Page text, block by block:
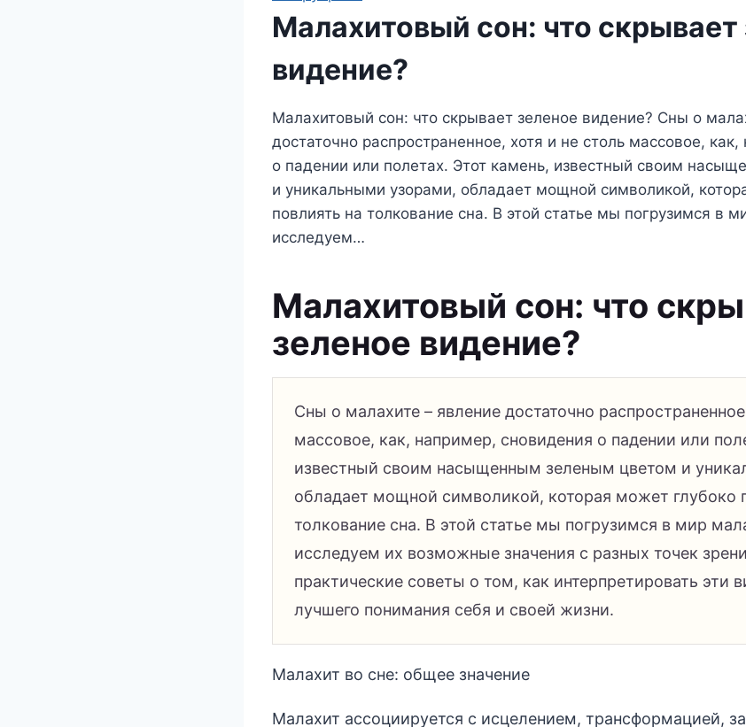
Малахитовый сон: что скрывает
видение?
Малахитовый сон: что скрывает зеленое видение? Сны о
достаточно распространенное, хотя и не столь массовое,
о падении или полетах. Этот камень, известный своим
и уникальными узорами, обладает мощной символикой,
повлиять на толкование сна. В этой статье мы погрузимся в
исследуем…
Малахитовый сон: что
зеленое видение?
Сны о малахите – явление достаточно
массовое, как, например, сновидения о падении или
известный своим насыщенным зеленым цветом и
обладает мощной символикой, которая может глубоко
толкование сна. В этой статье мы погрузимся в мир
исследуем их возможные значения с разных точек
практические советы о том, как интерпретировать эти
лучшего понимания себя и своей жизни.
Малахит во сне: общее значение
Малахит ассоциируется с исцелением, трансформацией,